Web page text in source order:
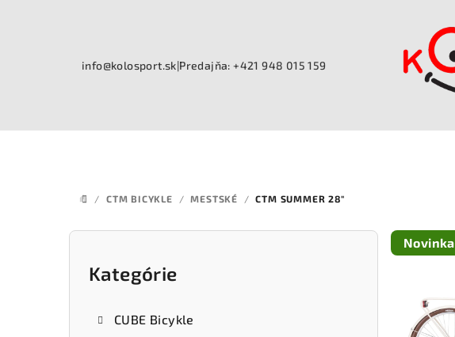
info@kolosport.sk|Predajňa: +421 948 015 159
DOMOV
/ CTM BICYKLE / MESTSKÉ / CTM SUMMER 28"
Preskočiť
Kategórie
CUBE Bicykle
Novinka